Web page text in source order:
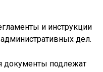
и инструкции
дел.
документы подлежат